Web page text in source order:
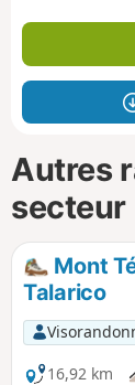
Autres
secteur
Mont
Talarico
16,92 km